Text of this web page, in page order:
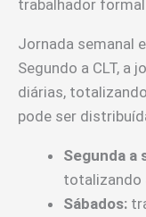
trabalhador formal
Jornada semanal
Segundo a CLT, a
diárias,
pode ser
Segunda a
totalizando
Sábados: